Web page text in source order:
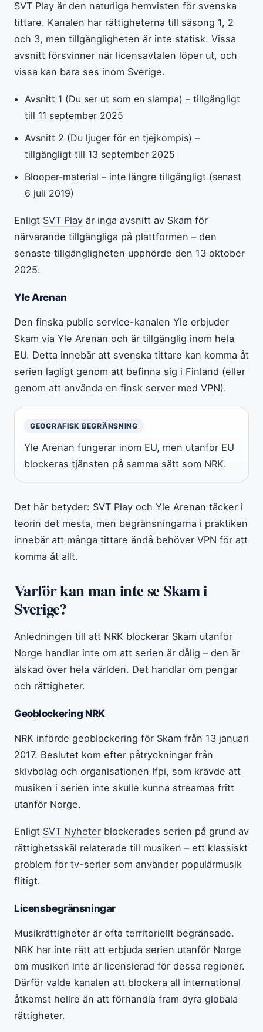
SVT Play är den naturliga hemvisten för svenska
tittare. Kanalen har rättigheterna till säsong 1, 2
och 3, men tillgängligheten är inte statisk. Vissa
avsnitt försvinner när licensavtalen löper ut, och
vissa kan bara ses inom Sverige.
Avsnitt 1 (Du ser ut som en slampa) – tillgängligt
till 11 september 2025
Avsnitt 2 (Du ljuger för en tjejkompis) –
tillgängligt till 13 september 2025
Blooper-material – inte längre tillgängligt (senast
6 juli 2019)
Enligt SVT Play är inga avsnitt av Skam för
närvarande tillgängliga på plattformen – den
senaste tillgängligheten upphörde den 13 oktober
2025.
Yle Arenan
Den finska public service-kanalen Yle erbjuder
Skam via Yle Arenan och är tillgänglig inom hela
EU. Detta innebär att svenska tittare kan komma åt
serien lagligt genom att befinna sig i Finland (eller
genom att använda en finsk server med VPN).
GEOGRAFISK BEGRÄNSNING
Yle Arenan fungerar inom EU, men utanför EU
blockeras tjänsten på samma sätt som NRK.
Det här betyder: SVT Play och Yle Arenan täcker i
teorin det mesta, men begränsningarna i praktiken
innebär att många tittare ändå behöver VPN för att
komma åt allt.
Varför kan man inte se Skam i
Sverige?
Anledningen till att NRK blockerar Skam utanför
Norge handlar inte om att serien är dålig – den är
älskad över hela världen. Det handlar om pengar
och rättigheter.
Geoblockering NRK
NRK införde geoblockering för Skam från 13 januari
2017. Beslutet kom efter påtryckningar från
skivbolag och organisationen Ifpi, som krävde att
musiken i serien inte skulle kunna streamas fritt
utanför Norge.
Enligt SVT Nyheter blockerades serien på grund av
rättighetsskäl relaterade till musiken – ett klassiskt
problem för tv-serier som använder populärmusik
flitigt.
Licensbegränsningar
Musikrättigheter är ofta territoriellt begränsade.
NRK har inte rätt att erbjuda serien utanför Norge
om musiken inte är licensierad för dessa regioner.
Därför valde kanalen att blockera all international
åtkomst hellre än att förhandla fram dyra globala
rättigheter.